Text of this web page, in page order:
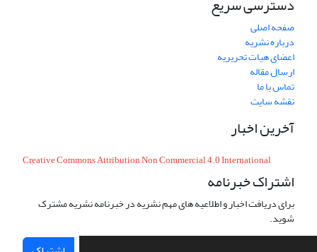
صفحه اصلی
درباره نشریه
اعضای هیات تحریریه
ارسال مقاله
تماس با ما
نقشه سایت
آخرین اخبار
Creative Commons Attribution Non Commercial 4.0 International
اشتراک خبرنامه
برای دریافت اخبار و اطلاعیه های مهم نشریه در خبرنامه نشریه مشترک
شوید.